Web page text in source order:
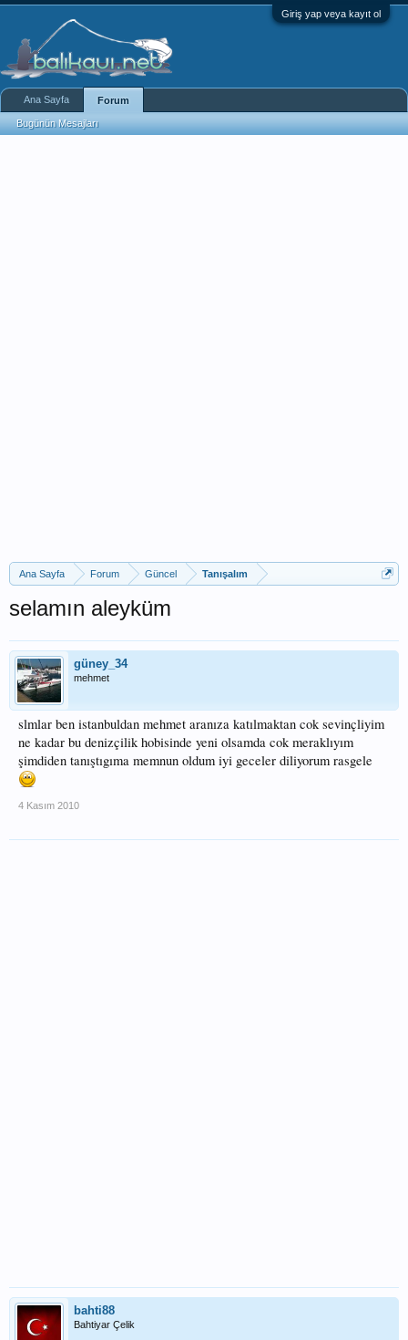
Giriş yap veya kayıt ol
Ana Sayfa Forum Güncel Tanışalım
selamın aleyküm
güney_34
mehmet
slmlar ben istanbuldan mehmet aranıza katılmaktan cok sevinçliyim
ne kadar bu denizçilik hobisinde yeni olsamda cok meraklıyım
şimdiden tanıştıgıma memnun oldum iyi geceler diliyorum rasgele
4 Kasım 2010
bahti88
Bahtiyar Çelik
Ana Sayfa Forum
Bugünün Mesajları